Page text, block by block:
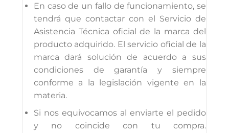
En caso de un fallo de funcionamiento, se
tendrá que contactar con el Servicio de
Asistencia Técnica oficial de la marca del
producto adquirido. El servicio oficial de la
marca dará solución de acuerdo a sus
condiciones de garantía y siempre
conforme a la legislación vigente en la
materia.
Si nos equivocamos al enviarte el pedido
y no coincide con tu compra.